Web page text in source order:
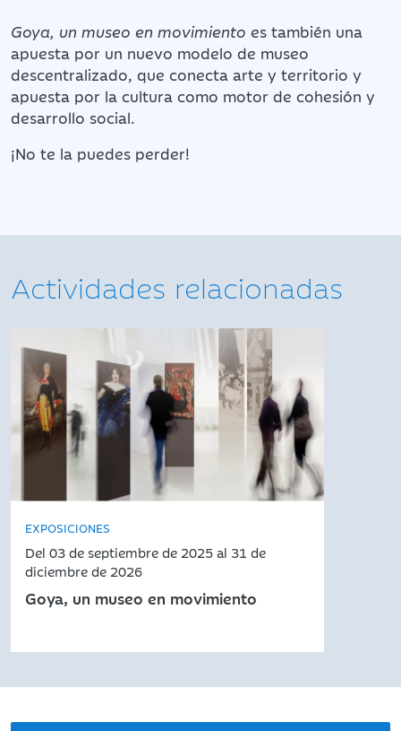
Goya, un museo en movimiento es también una
apuesta por un nuevo modelo de museo
descentralizado, que conecta arte y territorio y
apuesta por la cultura como motor de cohesión y
desarrollo social.
¡No te la puedes perder!
Actividades relacionadas
EXPOSICIONES
Del 03 de septiembre de 2025 al 31 de
diciembre de 2026
Goya, un museo en movimiento